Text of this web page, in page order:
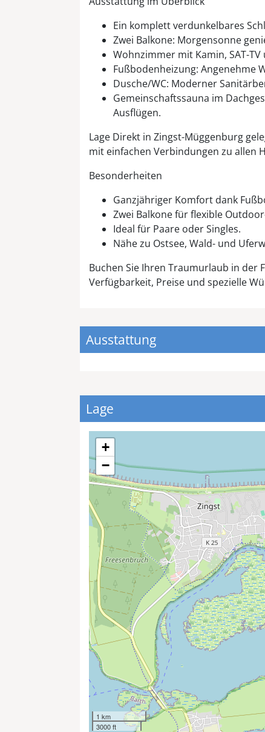
Ein komplett verdunkelbares
Zwei Balkone: Morgensonne
Wohnzimmer mit Kamin, SAT-
Fußbodenheizung: Angenehme
Dusche/WC: Moderner
Gemeinschaftssauna im
Ausflügen.
Lage Direkt in Zingst-Müggenburg
mit einfachen Verbindungen zu allen
Besonderheiten
Ganzjähriger Komfort dank
Zwei Balkone für flexible
Ideal für Paare oder Singles.
Nähe zu Ostsee, Wald- und
Buchen Sie Ihren Traumurlaub in der
Verfügbarkeit, Preise und spezielle
Ausstattung
Lage
+
−
1 km
3000 ft